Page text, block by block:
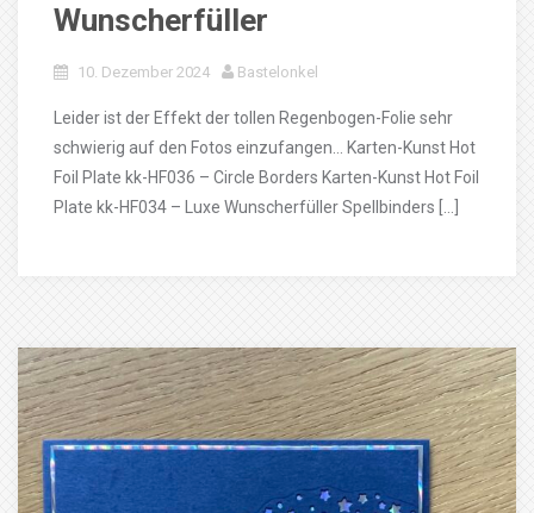
Wunscherfüller
10. Dezember 2024 Bastelonkel
Leider ist der Effekt der tollen Regenbogen-Folie sehr
schwierig auf den Fotos einzufangen… Karten-Kunst Hot
Foil Plate kk-HF036 – Circle Borders Karten-Kunst Hot Foil
Plate kk-HF034 – Luxe Wunscherfüller Spellbinders […]